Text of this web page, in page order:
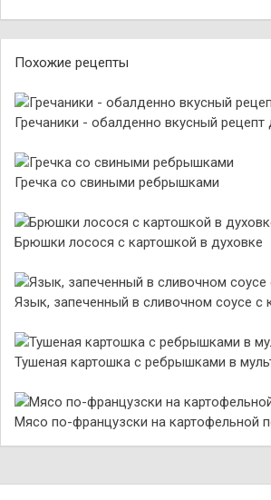
Похожие рецепты
Гречаники - обалденно вкусный рецепт
Гречка со свиными ребрышками
Брюшки лосося с картошкой в духовке
Язык, запеченный в сливочном соусе с
Тушеная картошка с ребрышками в
Мясо по-французски на картофельной